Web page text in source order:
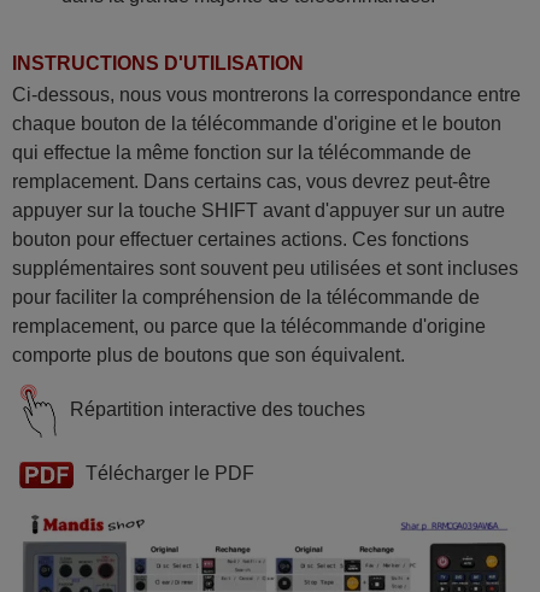
INSTRUCTIONS D'UTILISATION
Ci-dessous, nous vous montrerons la correspondance entre
chaque bouton de la télécommande d'origine et le bouton
qui effectue la même fonction sur la télécommande de
remplacement. Dans certains cas, vous devrez peut-être
appuyer sur la touche SHIFT avant d'appuyer sur un autre
bouton pour effectuer certaines actions. Ces fonctions
supplémentaires sont souvent peu utilisées et sont incluses
pour faciliter la compréhension de la télécommande de
remplacement, ou parce que la télécommande d'origine
comporte plus de boutons que son équivalent.
Répartition interactive des touches
Télécharger le PDF